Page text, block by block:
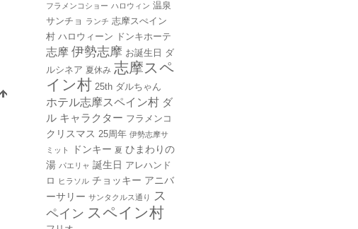
フラメンコショー ハロウィン 温泉
サンチョ
ランチ 志摩スぺイン
村 ハロウィーン ドンキホーテ
志摩 伊勢志摩 お誕生日 ダ
ルシネア 夏休み 志摩スペ
イン村 25th ダルちゃん
ホテル志摩スペイン村 ダ
ル キャラクター フラメンコ
クリスマス 25周年 伊勢志摩サ
ミット
ドンキー 夏 ひまわりの
湯 パエリャ 誕生日 アレハンド
ロ
ヒラソル チョッキー アニバ
ーサリー サンタクルス通り ス
ペイン スペイン村